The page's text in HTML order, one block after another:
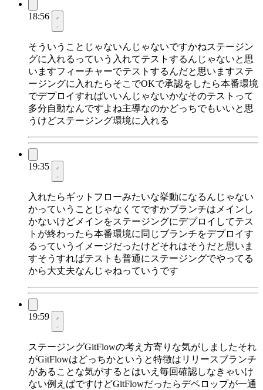
18:56
そういうことじゃないんじゃないですかねステージン
グに入れるっていう入れてテストするんじゃないと思
いますフィーチャーでテストするんだと思いますステ
ージングに入れたらそこでOKで承認をしたら本番環境
でデプロイすればいいんじゃないかなそのテストって
多分自動なんですよね主導なのかどっちでもいいと思
うけどステージング環境に入れる
19:35
入れたらギットフローみたいな挙動になるんじゃない
かっていうことじゃなくてですかブランチはメインし
かないけどメインをステージングにデプロイしてテス
トが終わったら本番環境に同じブランチをデプロイす
るっていうイメージだったけどそれはそうだと思いま
すそうすればテストも普通にステージングでやってる
から大丈夫なんじゃねっていうです
19:59
ステージングGitFlowの考え方寄りな気がしましたそれ
がGitFlowはどっちかというと特徴はリリースブランチ
があることな気がするとはいえ毎回確認しなきゃいけ
ない例えばですけどGitFlowだったらデベロップが一通